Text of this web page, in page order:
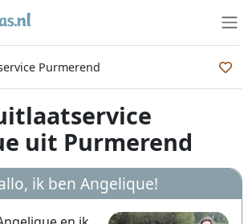
Purmerend
uit Purmerend
ik ben Angelique!